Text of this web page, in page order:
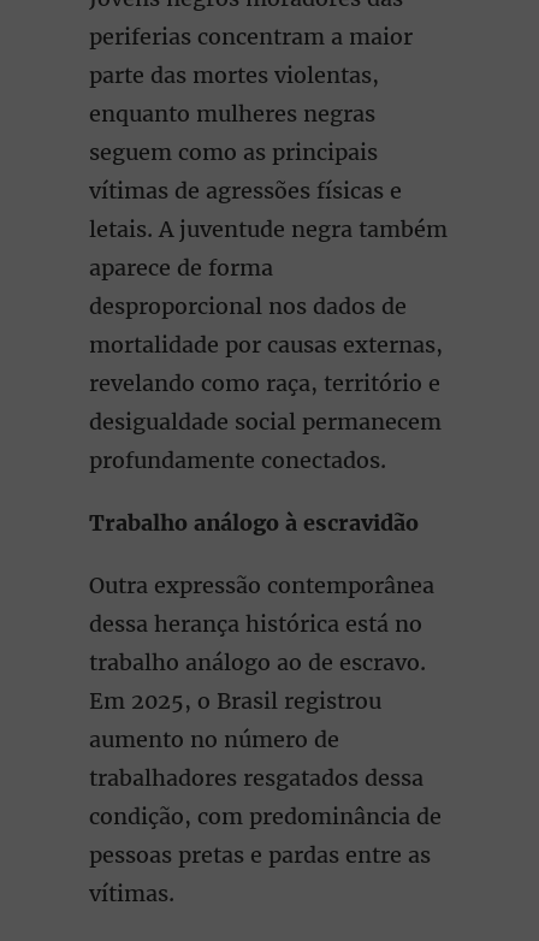
periferias concentram a maior
parte das mortes violentas,
enquanto mulheres negras
seguem como as principais
vítimas de agressões físicas e
letais. A juventude negra também
aparece de forma
desproporcional nos dados de
mortalidade por causas externas,
revelando como raça, território e
desigualdade social permanecem
profundamente conectados.
Trabalho análogo à escravidão
Outra expressão contemporânea
dessa herança histórica está no
trabalho análogo ao de escravo.
Em 2025, o Brasil registrou
aumento no número de
trabalhadores resgatados dessa
condição, com predominância de
pessoas pretas e pardas entre as
vítimas.